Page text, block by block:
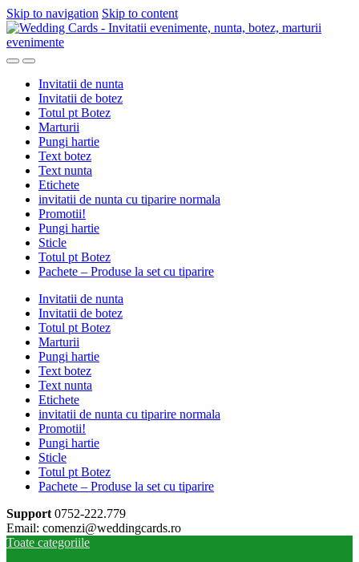
Skip to navigation Skip to content
Invitatii de nunta
Invitatii de botez
Totul pt Botez
Marturii
Pungi hartie
Text botez
Text nunta
Etichete
invitatii de nunta cu tiparire normala
Promotii!
Pungi hartie
Sticle
Totul pt Botez
Pachete – Produse la set cu tiparire
Invitatii de nunta
Invitatii de botez
Totul pt Botez
Marturii
Pungi hartie
Text botez
Text nunta
Etichete
invitatii de nunta cu tiparire normala
Promotii!
Pungi hartie
Sticle
Totul pt Botez
Pachete – Produse la set cu tiparire
Support 0752-222.779
Email: comenzi@weddingcards.ro
Toate categoriile